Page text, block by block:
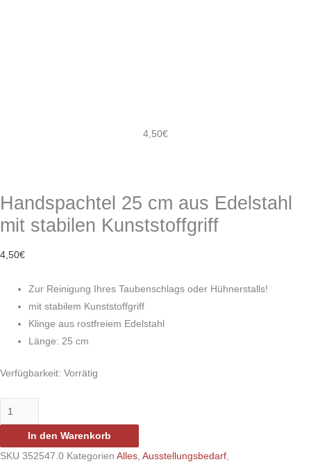
4,50€
Handspachtel 25 cm aus Edelstahl
mit stabilen Kunststoffgriff
4,50€
Zur Reinigung Ihres Taubenschlags oder Hühnerstalls!
mit stabilem Kunststoffgriff
Klinge aus rostfreiem Edelstahl
Länge: 25 cm
Verfügbarkeit: Vorrätig
In den Warenkorb
SKU 352547.0 Kategorien Alles Ausstellungsbedarf